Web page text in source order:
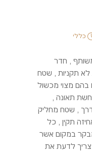
כללי
, חדר
לא תקניות , שטח
בהם מצוי מכשול
תאונה ,
, שטח מחליק
תקין , כל
במקום אשר
צריך לדעת את